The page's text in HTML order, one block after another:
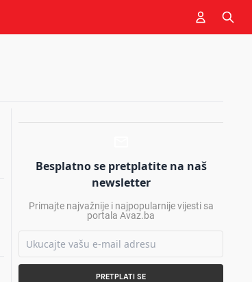
Besplatno se pretplatite na naš
newsletter
Primajte najvažnije i najpopularnije vijesti sa
portala Avaz.ba
PRETPLATI SE